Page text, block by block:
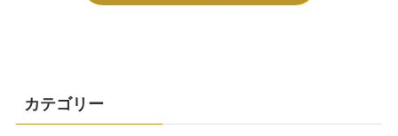
カテゴリー